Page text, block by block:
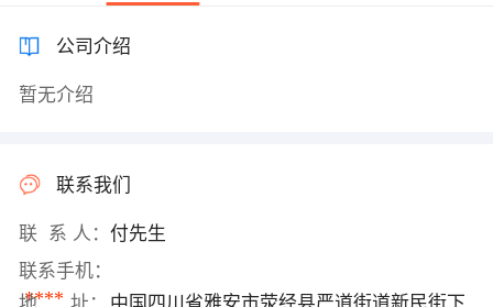
公司介绍
暂无介绍
联系我们
联 系 人： 付先生
联系手机：
****